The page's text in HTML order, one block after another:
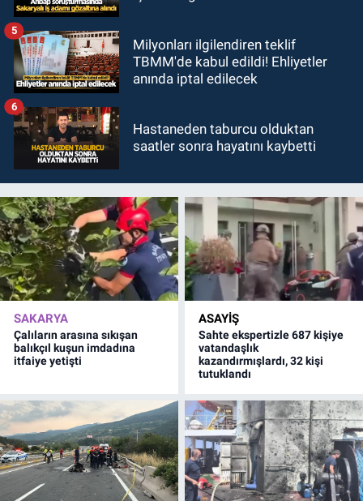
Milyonları ilgilendiren teklif
TBMM'de kabul edildi! Ehliyetler
anında iptal edilecek
5
Hastaneden taburcu olduktan
saatler sonra hayatını kaybetti
6
SAKARYA
Çalıların arasına sıkışan
balıkçıl kuşun imdadına
itfaiye yetişti
ASAYİŞ
Sahte ekspertizle 687 kişiye
vatandaşlık
kazandırmışlardı, 32 kişi
tutuklandı